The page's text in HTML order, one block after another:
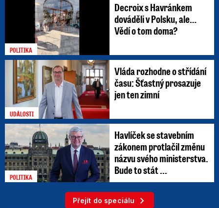
POLITIKA
Decroix s Havránkem
dováděli v Polsku, ale…
Vědí o tom doma?
UDÁLOSTI
Vláda rozhodne o střídání
času: Šťastný prosazuje
jen ten zimní
POLITIKA
Havlíček se stavebním
zákonem protlačil změnu
názvu svého ministerstva.
Bude to stát ...
Přejít do speciálu